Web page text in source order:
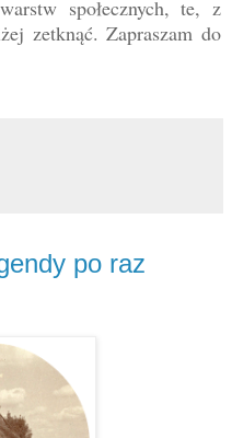
społecznych, te, z
zetknąć. Zapraszam do
po raz